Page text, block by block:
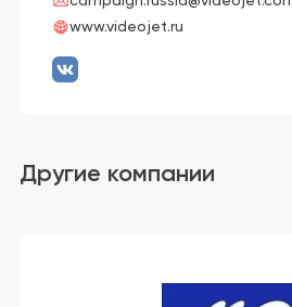
www.videojet.ru
Другие компании